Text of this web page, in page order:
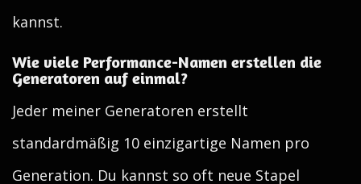
kannst.
Wie viele Performance-Namen erstellen die
Generatoren auf einmal?
Jeder meiner Generatoren erstellt
standardmäßig 10 einzigartige Namen pro
Generation. Du kannst so oft neue Stapel